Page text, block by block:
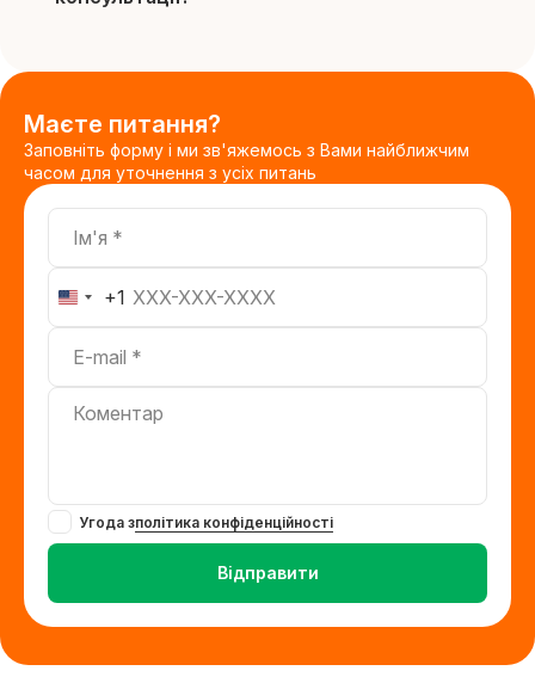
Маєте питання?
Заповніть форму і ми зв'яжемось з Вами найближчим
часом для уточнення з усіх питань
Ім'я
Телефон
United
States
+1
+1
E-mail
Коментар
Угода зполітика конфіденційності
Відправити